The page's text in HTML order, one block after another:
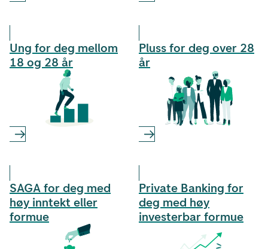
Ung for deg mellom
18 og 28 år
Pluss for deg over 28
år
SAGA for deg med
høy inntekt eller
formue
Private Banking for
deg med høy
investerbar formue